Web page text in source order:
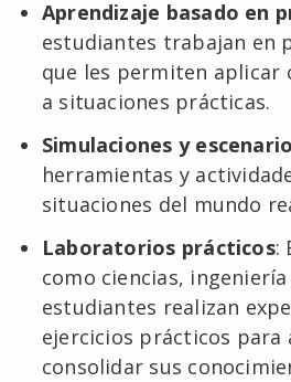
Aprendizaje basado en
estudiantes trabajan en
que les permiten aplicar
a situaciones prácticas.
Simulaciones y
herramientas y
situaciones del mundo
Laboratorios prácticos:
como ciencias,
estudiantes realizan
ejercicios prácticos para
consolidar sus